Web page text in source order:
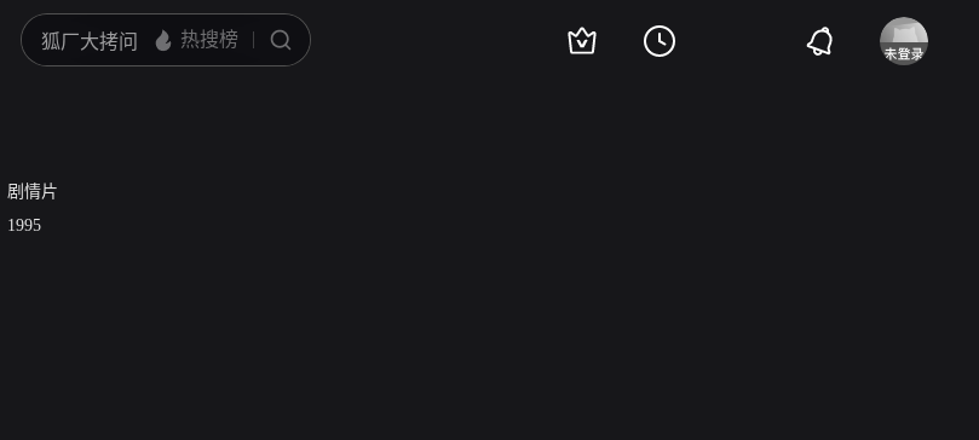
剧情片
1995